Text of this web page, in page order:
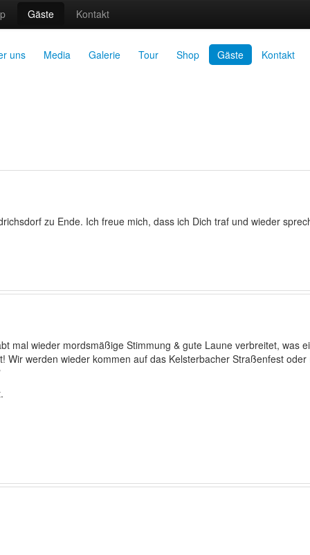
Gäste Kontakt
uns Media Galerie Tour Shop Gäste Kontakt
zu Ende. Ich freue mich, dass ich Dich traf und wieder
mal wieder mordsmäßige Stimmung & gute Laune verbreitet, was
werden wieder kommen auf das Kelsterbacher Straßenfest